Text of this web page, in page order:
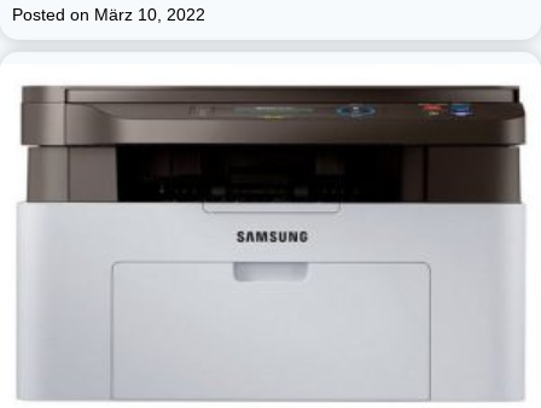
Posted on März 10, 2022